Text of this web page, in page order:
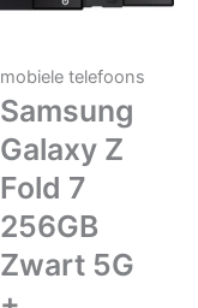
mobiele telefoons
Samsung
Galaxy Z
Fold 7
256GB
Zwart 5G